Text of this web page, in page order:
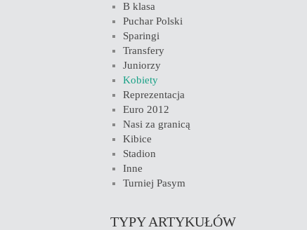
B klasa
Puchar Polski
Sparingi
Transfery
Juniorzy
Kobiety
Reprezentacja
Euro 2012
Nasi za granicą
Kibice
Stadion
Inne
Turniej Pasym
TYPY ARTYKUŁÓW